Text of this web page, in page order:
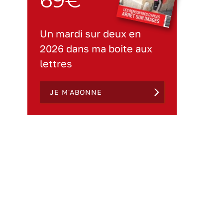
Un mardi sur deux en
2026 dans ma boite aux
lettres
JE M'ABONNE